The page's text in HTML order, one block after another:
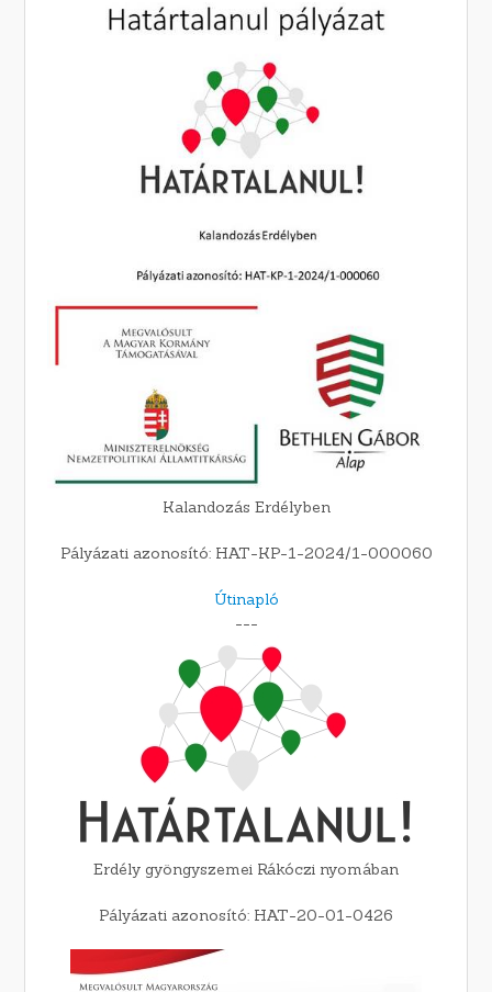
Kalandozás Erdélyben
Pályázati azonosító: HAT-KP-1-2024/1-000060
Útinapló
---
Erdély gyöngyszemei Rákóczi nyomában
Pályázati azonosító: HAT-20-01-0426